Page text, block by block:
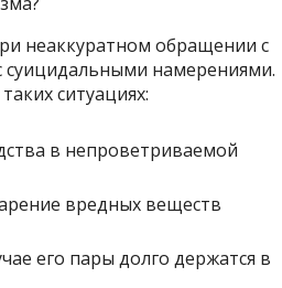
неаккуратном обращении с
суицидальными намерениями.
ситуациях:
в непроветриваемой
вредных веществ
его пары долго держатся в